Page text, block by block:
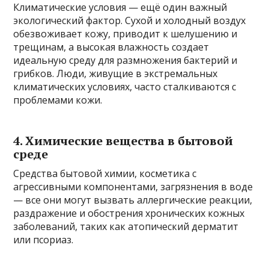
Климатические условия — ещё один важный
экологический фактор. Сухой и холодный воздух
обезвоживает кожу, приводит к шелушению и
трещинам, а высокая влажность создает
идеальную среду для размножения бактерий и
грибков. Люди, живущие в экстремальных
климатических условиях, часто сталкиваются с
проблемами кожи.
4. Химические вещества в бытовой
среде
Средства бытовой химии, косметика с
агрессивными компонентами, загрязнения в воде
— все они могут вызвать аллергические реакции,
раздражение и обострения хронических кожных
заболеваний, таких как атопический дерматит
или псориаз.